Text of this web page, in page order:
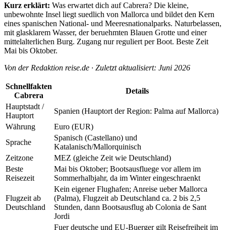
Kurz erklärt: Was erwartet dich auf Cabrera? Die kleine,
unbewohnte Insel liegt suedlich von Mallorca und bildet den Kern
eines spanischen National- und Meeresnationalparks. Naturbelassen,
mit glasklarem Wasser, der beruehmten Blauen Grotte und einer
mittelalterlichen Burg. Zugang nur reguliert per Boot. Beste Zeit
Mai bis Oktober.
Von der Redaktion reise.de · Zuletzt aktualisiert: Juni 2026
Schnellfakten
Cabrera
Details
Hauptstadt /
Hauptort
Spanien (Hauptort der Region: Palma auf Mallorca)
Währung
Euro (EUR)
Sprache
Spanisch (Castellano) und
Katalanisch/Mallorquinisch
Zeitzone
MEZ (gleiche Zeit wie Deutschland)
Beste
Reisezeit
Mai bis Oktober; Bootsausfluege vor allem im
Sommerhalbjahr, da im Winter eingeschraenkt
Flugzeit ab
Deutschland
Kein eigener Flughafen; Anreise ueber Mallorca
(Palma), Flugzeit ab Deutschland ca. 2 bis 2,5
Stunden, dann Bootsausflug ab Colonia de Sant
Jordi
Fuer deutsche und EU-Buerger gilt Reisefreiheit im